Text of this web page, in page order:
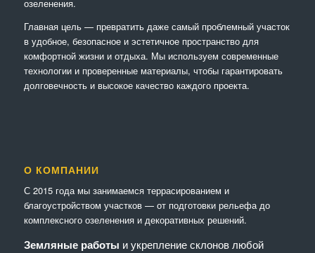
озеленения.
Главная цель — превратить даже самый проблемный участок
в удобное, безопасное и эстетичное пространство для
комфортной жизни и отдыха. Мы используем современные
технологии и проверенные материалы, чтобы гарантировать
долговечность и высокое качество каждого проекта.
О КОМПАНИИ
С 2015 года мы занимаемся террасированием и
благоустройством участков — от подготовки рельефа до
комплексного озеленения и декоративных решений.
Земляные работы и укрепление склонов любой